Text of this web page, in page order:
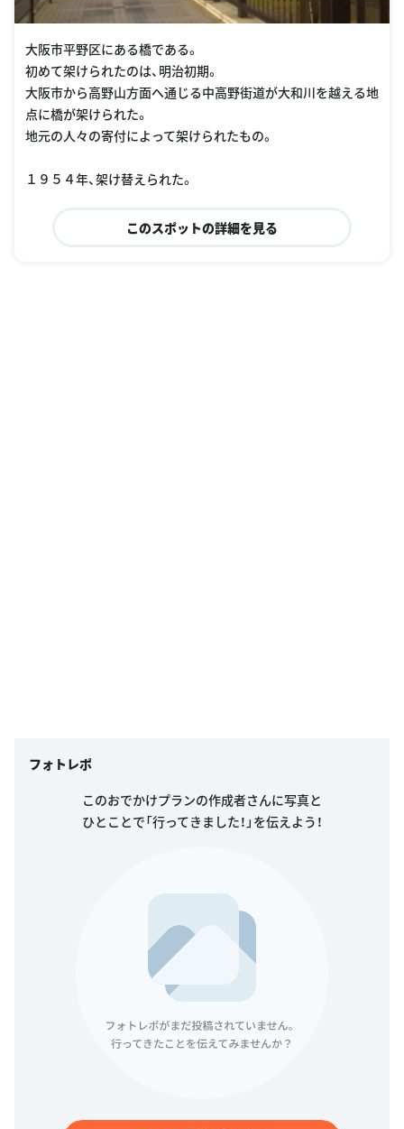
大阪市平野区にある橋である。
初めて架けられたのは、明治初期。
大阪市から高野山方面へ通じる中高野街道が大和川を越える地
点に橋が架けられた。
地元の人々の寄付によって架けられたもの。
１９５４年、架け替えられた。
このスポットの詳細を見る
フォトレポ
このおでかけプランの作成者さんに写真と
ひとことで「行ってきました！」を伝えよう！